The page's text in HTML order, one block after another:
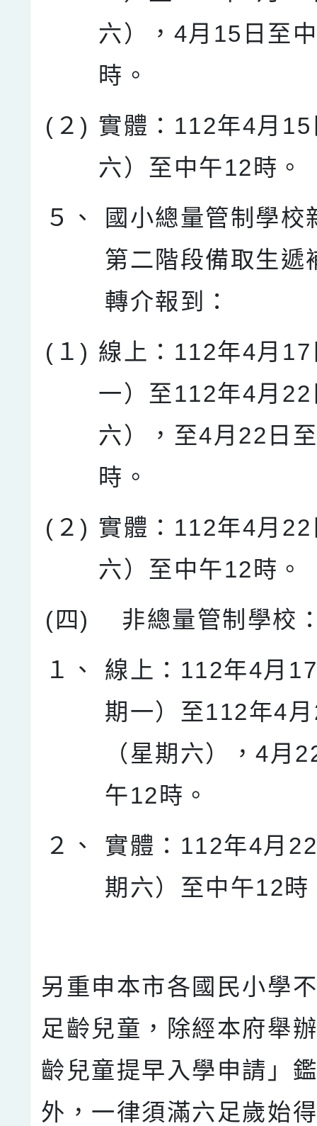
六），4月15日至
時。
(２) 實體：112年4月
六）至中午12時。
５、
國小總量管制學校
第二階段備取生遞
轉介報到：
(１) 線上：112年4月
一）至112年4月
六），至4月22日
時。
(２) 實體：112年4月
六）至中午12時。
(四)
非總量管制學校
１、
線上：112年4月
期一）至112年4
（星期六），4月
午12時。
２、
實體：112年4月
期六）至中午12時
另重申本市各國民小學
足齡兒童，除經本府舉
齡兒童提早入學申請」
外，一律須滿六足歲始